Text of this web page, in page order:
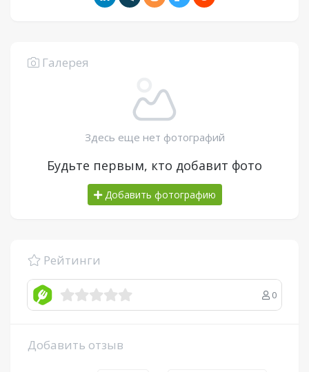
Галерея
Здесь еще нет фотографий
Будьте первым, кто добавит фото
Добавить фотографию
Рейтинги
0
Добавить отзыв